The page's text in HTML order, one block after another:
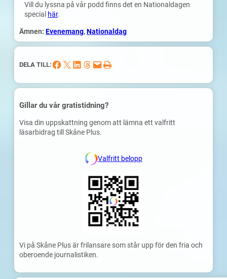
Vill du lyssna på vår podd finns det en Nationaldagen
special här.
Ämnen: Evenemang, Nationaldag
DELA TILL:Dela på Facebook Dela på X Dela på LinkedIn Dela på Threads Skicka denna sida med e-post Skriv ut denna sida
Gillar du vår gratistidning?
Visa din uppskattning genom att lämna ett valfritt
läsarbidrag till Skåne Plus.
Valfritt belopp
Vi på Skåne Plus är frilansare som står upp för den fria och
oberoende journalistiken.